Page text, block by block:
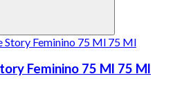
Feminino 75 Ml 75 Ml